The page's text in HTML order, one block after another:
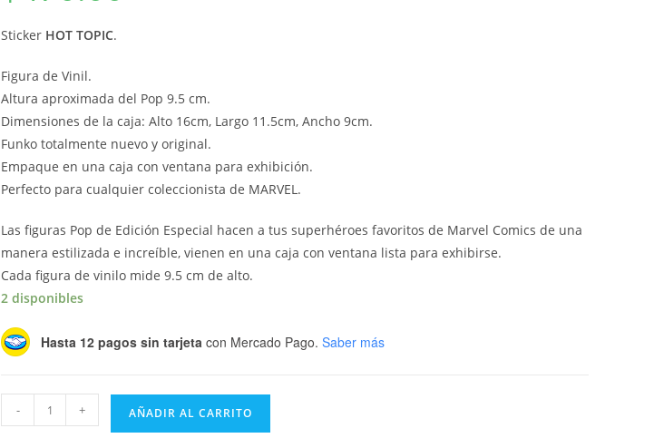
Sticker HOT TOPIC.
Figura de Vinil.
Altura aproximada del Pop 9.5 cm.
Dimensiones de la caja: Alto 16cm, Largo 11.5cm, Ancho 9cm.
Funko totalmente nuevo y original.
Empaque en una caja con ventana para exhibición.
Perfecto para cualquier coleccionista de MARVEL.
Las figuras Pop de Edición Especial hacen a tus superhéroes favoritos de Marvel Comics de una
manera estilizada e increíble, vienen en una caja con ventana lista para exhibirse.
Cada figura de vinilo mide 9.5 cm de alto.
2 disponibles
Hasta 12 pagos sin tarjeta con Mercado Pago. Saber más
Pop
- + AÑADIR AL CARRITO